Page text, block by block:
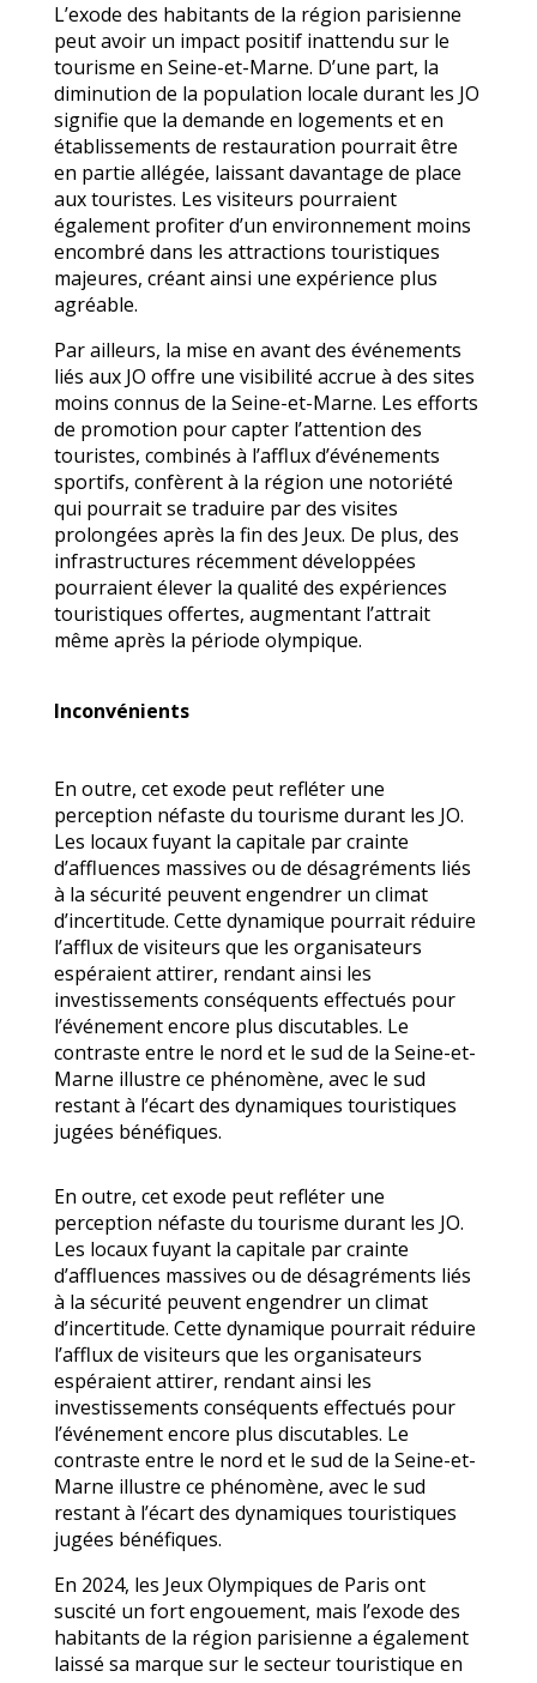
L’exode des habitants de la région parisienne
peut avoir un impact positif inattendu sur le
tourisme en Seine-et-Marne. D’une part, la
diminution de la population locale durant les JO
signifie que la demande en logements et en
établissements de restauration pourrait être
en partie allégée, laissant davantage de place
aux touristes. Les visiteurs pourraient
également profiter d’un environnement moins
encombré dans les attractions touristiques
majeures, créant ainsi une expérience plus
agréable.
Par ailleurs, la mise en avant des événements
liés aux JO offre une visibilité accrue à des sites
moins connus de la Seine-et-Marne. Les efforts
de promotion pour capter l’attention des
touristes, combinés à l’afflux d’événements
sportifs, confèrent à la région une notoriété
qui pourrait se traduire par des visites
prolongées après la fin des Jeux. De plus, des
infrastructures récemment développées
pourraient élever la qualité des expériences
touristiques offertes, augmentant l’attrait
même après la période olympique.
Inconvénients
En outre, cet exode peut refléter une
perception néfaste du tourisme durant les JO.
Les locaux fuyant la capitale par crainte
d’affluences massives ou de désagréments liés
à la sécurité peuvent engendrer un climat
d’incertitude. Cette dynamique pourrait réduire
l’afflux de visiteurs que les organisateurs
espéraient attirer, rendant ainsi les
investissements conséquents effectués pour
l’événement encore plus discutables. Le
contraste entre le nord et le sud de la Seine-et-
Marne illustre ce phénomène, avec le sud
restant à l’écart des dynamiques touristiques
jugées bénéfiques.
En outre, cet exode peut refléter une
perception néfaste du tourisme durant les JO.
Les locaux fuyant la capitale par crainte
d’affluences massives ou de désagréments liés
à la sécurité peuvent engendrer un climat
d’incertitude. Cette dynamique pourrait réduire
l’afflux de visiteurs que les organisateurs
espéraient attirer, rendant ainsi les
investissements conséquents effectués pour
l’événement encore plus discutables. Le
contraste entre le nord et le sud de la Seine-et-
Marne illustre ce phénomène, avec le sud
restant à l’écart des dynamiques touristiques
jugées bénéfiques.
En 2024, les Jeux Olympiques de Paris ont
suscité un fort engouement, mais l’exode des
habitants de la région parisienne a également
laissé sa marque sur le secteur touristique en